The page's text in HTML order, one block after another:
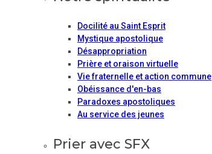
Docilité au Saint Esprit
Mystique apostolique
Désappropriation
Prière et oraison virtuelle
Vie fraternelle et action commune
Obéissance d'en-bas
Paradoxes apostoliques
Au service des jeunes
Prier avec SFX